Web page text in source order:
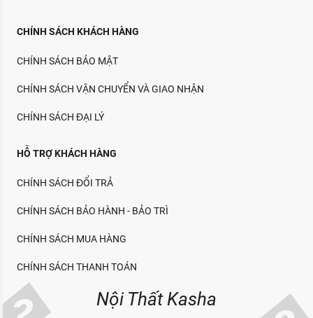
CHÍNH SÁCH KHÁCH HÀNG
CHÍNH SÁCH BẢO MẬT
CHÍNH SÁCH VẬN CHUYỂN VÀ GIAO NHẬN
CHÍNH SÁCH ĐẠI LÝ
HỖ TRỢ KHÁCH HÀNG
CHÍNH SÁCH ĐỔI TRẢ
CHÍNH SÁCH BẢO HÀNH - BẢO TRÌ
CHÍNH SÁCH MUA HÀNG
CHÍNH SÁCH THANH TOÁN
Nội Thất Kasha